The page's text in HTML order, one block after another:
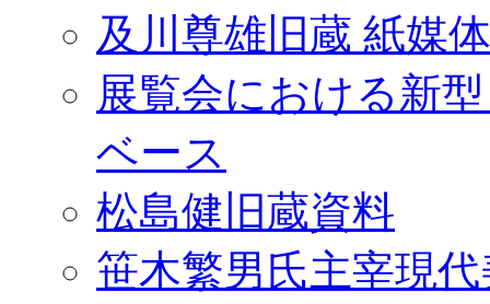
及川尊雄旧蔵 紙媒
展覧会における新
ベース
松島健旧蔵資料
笹木繁男氏主宰現